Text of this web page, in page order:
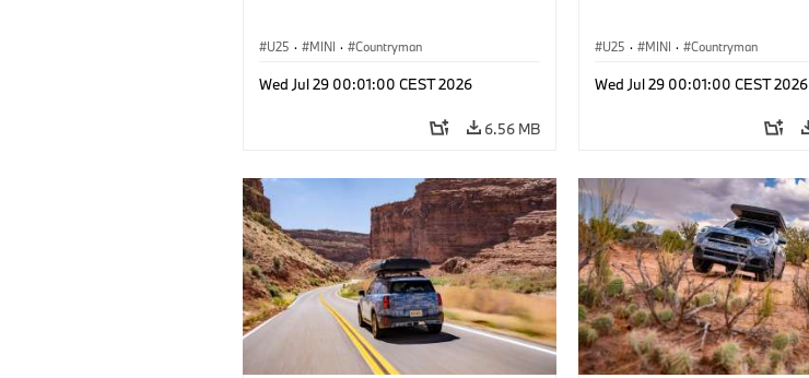
U25 · MINI · Countryman
Wed Jul 29 00:01:00 CEST 2026
6.56 MB
U25 · MINI · Countryman
Wed Jul 29 00:01:00 CEST 2026